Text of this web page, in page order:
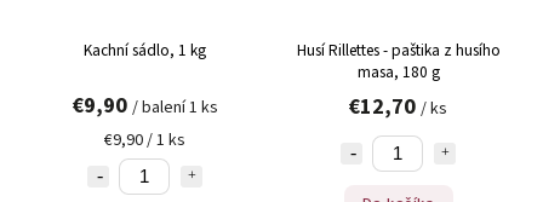
Kachní sádlo, 1 kg
€9,90 / balení 1 ks
€9,90 / 1 ks
Husí Rillettes - paštika z husího
masa, 180 g
€12,70 / ks